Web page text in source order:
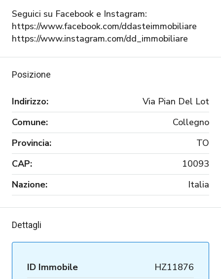
Seguici su Facebook e Instagram:
https://www.facebook.com/ddasteimmobiliare
https://www.instagram.com/dd_immobiliare
Posizione
Indirizzo:
Via Pian Del Lot
Comune:
Collegno
Provincia:
TO
CAP:
10093
Nazione:
Italia
Dettagli
ID Immobile HZ11876